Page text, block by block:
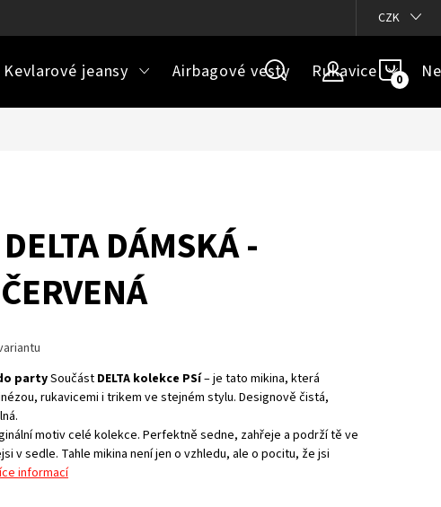
CZK
Kevlarové jeansy Airbagové vesty Rukavice
DÁMSKÁ -
partySoučást DELTA kolekce PSí– je tato mikina, která
rukavicemi i trikem ve stejném stylu. Designově čistá,
motiv celé kolekce. Perfektně sedne, zahřeje a podrží tě ve
v sedle. Tahle mikina není jen o vzhledu, ale o pocitu, že jsi
informací